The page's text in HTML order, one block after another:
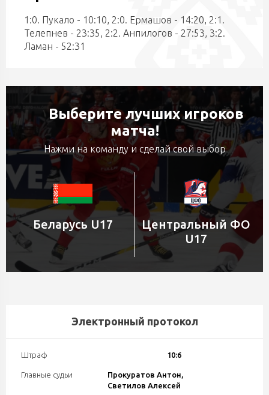
1:0. Пукало - 10:10, 2:0. Ермашов - 14:20, 2:1.
Телепнев - 23:35, 2:2. Анпилогов - 27:53, 3:2.
Ламан - 52:31
Выберите лучших игроков
матча!
Нажми на команду и сделай свой выбор
Беларусь U17
Центральный ФО
U17
Электронный протокол
Штраф 10:6
Главные судьи
Прокуратов Антон,
Светилов Алексей